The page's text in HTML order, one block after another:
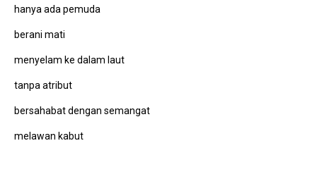
hanya ada pemuda
berani mati
menyelam ke dalam laut
tanpa atribut
bersahabat dengan semangat
melawan kabut